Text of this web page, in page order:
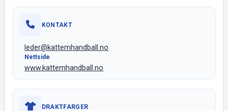
KONTAKT
leder@kattemhandball.no
Nettside
www.kattemhandball.no
DRAKTFARGER